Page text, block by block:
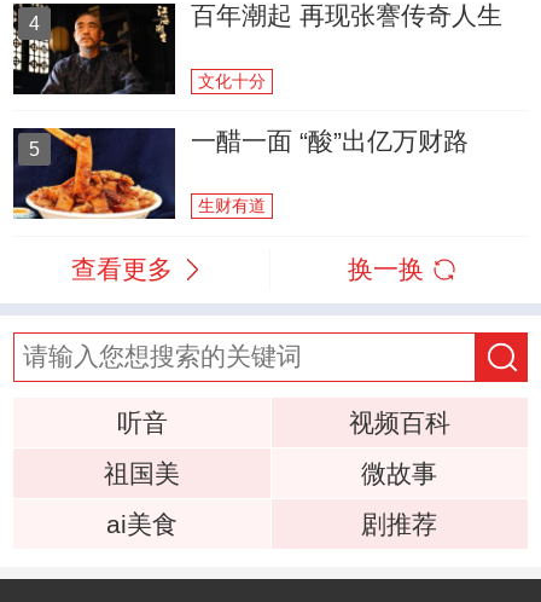
4 百年潮起 再现张謇传奇人生
文化十分
5 一醋一面 “酸”出亿万财路
生财有道
查看更多 换一换
听音
视频百科
祖国美
微故事
ai美食
剧推荐